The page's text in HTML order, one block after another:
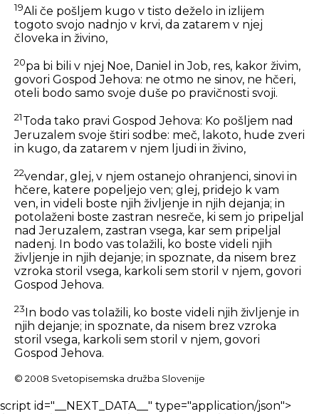
19Ali če pošljem kugo v tisto deželo in izlijem
togoto svojo nadnjo v krvi, da zatarem v njej
človeka in živino,
20pa bi bili v njej Noe, Daniel in Job, res, kakor živim,
govori Gospod Jehova: ne otmo ne sinov, ne hčeri,
oteli bodo samo svoje duše po pravičnosti svoji.
21Toda tako pravi Gospod Jehova: Ko pošljem nad
Jeruzalem svoje štiri sodbe: meč, lakoto, hude zveri
in kugo, da zatarem v njem ljudi in živino,
22vendar, glej, v njem ostanejo ohranjenci, sinovi in
hčere, katere popeljejo ven; glej, pridejo k vam
ven, in videli boste njih življenje in njih dejanja; in
potolaženi boste zastran nesreče, ki sem jo pripeljal
nad Jeruzalem, zastran vsega, kar sem pripeljal
nadenj. In bodo vas tolažili, ko boste videli njih
življenje in njih dejanje; in spoznate, da nisem brez
vzroka storil vsega, karkoli sem storil v njem, govori
Gospod Jehova.
23 In bodo vas tolažili, ko boste videli njih življenje in
njih dejanje; in spoznate, da nisem brez vzroka
storil vsega, karkoli sem storil v njem, govori
Gospod Jehova.
© 2008 Svetopisemska družba Slovenije
script id="__NEXT_DATA__" type="application/json">{"props":{"pageProps":{"_nextI18Next":{"initialI18nStore":{"sl":{"bible":{"page":{"head":{"title":"Bible AI bralnik Svetega pisma z iskanjem, knjigami, članki in glasom","description":"Berite Sveto pismo s pomočjo umetne inteligence ter z glasom iščite knjige, načrte branja in članke."},"bibleReader":{"title":"Biblija","bookSelect":{"placeholder":"Izberite knjigo"},"chapterSelect":{"placeholder":"Izberite poglavje"},"errors":{"chapterLoading":"Napaka pri nalaganju poglavja. Razreševanje...","offline":"Ste brez povezave. Preden prekinete povezavo, prenesite prevod Svetega pisma, da ga boste lahko tukaj brali."},"sidebarViewPicker":{"heading":"Izberite pogled","showBar":{"title":"Prikaži vrstico","description":"Vedno pokaži"},"hideBar":{"title":"Skrij vrstico","description":"Prikaži samo, ko je izbran verz"}},"readerTabSection":{"tabList":["Išči","Verzi","Opombe","Zaznamki"],"searchBlock":{"tabList":["Verzi","Članki","Knjige","Dokumenti","Mediji"],"heading":"Odkrijte najnaprednejši iskalnik po Svetem pismu","logo":{"title":"Logotip iskalnika Bible AI"},"betaTag":"Beta","input":{"placeholder":"Vprašaj Bible AI"},"translationSelector":{"title":"Prevod","selectTranslationInput":{"placeholder":"Izberite prevod"}},"trendingSearch":{"title":"Raziščite priljubljena iskanja"},"loading":{"articles":"Nalaganje člankov","books":"Nalaganje knjig"},"messages":{"searchError":"Prišlo je do napake. Poskusite znova."},"introCards":{"navigate":{"title":"Krmarite po Svetem pismu z uporabo {type}","text":"Pojdi na Matej 1","inputTypes":{"text":"besedilo","voice":"tvoj glas"}},"question":{"title":"Zastavite katero koli vprašanje, povezano s Svetim pismom","text":"Kdo je Jezus in zakaj je umrl?"},"goToVerse":{"title":"Pojdi neposredno na verze","text":"Kliknite na odgovore pomočnika za navigacijo po Svetem pismu"},"selectVerse":{"title":"Za začetek izberite verz","text":"Kliknite na verz, da prikažete njegov podroben pregled."}},"assistant":{"messages":{"error":"Oprostite, prišlo je do napake, naj poskusim znova.","cannotCompleteQueryError":"Vaše poizvedbe ni bilo mogoče dokončati, poskusite znova pozneje.","start":["Živjo, kako vam lahko pomagam?","Kaj vam je v mislih?","Kakšno je vaše vprašanje?"],"thinking":["Hvala. Naj razmislim o tem.","Poiskal vam bom odgovor.","Odlično vprašanje, daj mi nekaj sekund, da najdem odgovor.","Seveda. Poiskal bom odgovor za vas."]}},"answering":"Pripravljam odgovor ..."},"notes":{"addNote":"Dodaj opombo","addNoteTitle":"Svetopisemska opomba","noteTagsTitle":"Oznake opomb","autosaveMessage":"Opombe se samodejno shranijo","firstNoteMessage":"Dodajte svojo prvo opombo","noteTitleInput":"Naslov opombe","tagInputPlaceholder":"Pritisnite ENTER, da dodate novo oznako","editorInputPlaceholderText":"Tukaj vnesite svojo opombo...","loginCard":{"text":"Za ogled svojih opomb se prijavite ali registrirajte."},"btn":{"cancel":"Zapri","edit":"Uredi","delete":"Izbriši"},"messages":{"addNoteTitleError":"Opombe ni mogoče dodati brez naslova"},"dropdown":{"textFormat":{"normal":"Normalno","largeHeading":"Velik naslov","smallHeading":"Majhen naslov","bulletList":"Seznam z oznakami","numberedList":"Oštevilčeni seznam","quote":"Citat","codeBlock":"Blok kode"},"textAlignment":{"buttonLabel":"Možnosti oblikovanja za poravnavo besedila","leftAlign":"Poravnaj levo","centerAlign":"Poravnaj na sredino","rightAlign":"Poravnaj desno","justifyAlign":"Obojestranska poravnava","startAlign":"Poravnaj na začetek","endAlign":"Poravnaj na konec","outdent":"Zmanjšaj zamik","indent":"Zamik"},"blockTypes":{"paragraph":"Normalno","h1":"Velik naslov","h2":"Majhen naslov","h3":"Naslov","h4":"Naslov","h5":"Naslov","ol":"Oštevilčen seznam","ul":"Seznam z oznakami","quote":"Citat","code":"Blok kode"}},"labels":{"undo":"Razveljavi","redo":"Ponovi","formatBold":"Oblikuj krepko","formatItalic":"Oblikuj ležeče","formatUnderline":"Oblikovanje podčrtano","formatStrikethrough":"Oblikuj prečrtano","insertLink":"Vstavi povezavo","formattingOptions":"Možnosti oblikovanja","codeLanguage":"Izberite jezik kode"}}},"verseOverview":{"tabList":["Pregled","Mediji","Slovar","Komentar"],"lowQualityMessage":"Spodnji rezultati morda ne vsebujejo neposrednih odgovorov na vaš izbrani verz.","noVerseCommentaryMessage":"Za izbrani verz ni bil najden noben komentar. Poskusite izbrati širši obseg verzov.","noVerseDictionaryMessage":"Za izbrani verz ni bilo najdenih slovarskih definicij. Poskusite izbrati širši obseg verzov.","noVerseMediaMessage":"Za izbrani verz ni bilo najdenih medijskih vsebin. Poskusite izbrati širši obseg verzov.","loading":{"commentary":"Nalaganje komentarja","dictionary":"Nalaganje slovarja"},"dictionaries":"Slovarji","encyclopedias":"Enciklopedije"},"bibleSelectorTitles":{"books":"Knjige","chapters":"Poglavja","verses":"Verzi"},"swipeNavigation":{"prev":"Prejšnja","swipe":"PODRSNI","next":"Naprej"},"betaFeedback":{"title":"Povratne informacije o beta različici","description":"Nenehno izboljšujemo naš Bible AI. Prosimo, delite z nami svoje povratne informacije.","form":{"title":"Obrazec za povratne informacije o beta različici"},"feedbackForm":{"description":" ","experienceRating":{"title":"Kako bi do zdaj ocenili svojo izkušnjo z Biblijo?","options":["1 - Revni","2 - Zadovoljivo","3 - Dobro","4 - Zelo dobro","5 - Odlično"]},"readingMeans":{"title":"Kateri je vaš glavni način branja Svetega pisma?","options":["Digitalno (svetopisemske aplikacije)","Fizično (fizična Biblija)"]},"useAssistant":{"title":"Ali bi uporabili glasovnega pomočnika za pomoč pri preučevanju Svetega pisma?"},"willingToPay":{"title":"Bi plačali za uporabo takšnega pomočnika?"},"paymentAmount":{"title":"Koliko bi plačali na mesec (v USD)?"},"isEasyToUse":{"title":"Ali je izkušnja branja Svetega pisma enostavna za uporabo?"},"sidebarDistracting":{"title":"Ali vas stranska vrstica moti pri branju Svetega pisma?"},"additionalComments":{"title":"Še kakšni drugi komentarji / funkcije?"}},"intro":{"title":"Testiranje bralnika Svetega pisma","content":"Hvala, ker preizkušate eno od funkcij, o katerih razmišljamo. Modro presojamo, kako lahko tehnologija še dodatno pomaga pri preučevanju Svetega pisma.","test":{"title":"Ključne informacije","list":["Prosimo, posredujte povratne informacije","Poskrbite, da boste redno posodabljali, saj bodo starejše različice prenehale delovati."]},"optional":{"title":"Dodatne informacije","list":["Morda boste dosegli manj natančne rezultate kot z našim obstoječim izdelkom Search.","Morda boste naleteli na napake in težave. Sporočite nam, ko se to zgodi."]},"buttonStart":"Začni testiranje"},"submitTitle":"Pošljite povratne informacije","feedbackNote":"* Povratne informacije postanejo po določenem obdobju uporabe obvezne, saj so za nas zelo dragocene pri sprejemanju odločitev."}}}},"nav":{"nav":{"navMenu":[{"id":2,"label":"Sveto pismo","path":"/bible","icon":"bible","offset":"84"},{"id":1,"label":"Iskanje","path":"/search","icon":"search","offset":"84"},{"id":6,"label":"Prenesi","path":"/download","icon":"download","offset":"84"},{"id":5,"label":"O nas","path":"/about","icon":"about","offset":"84"},{"id":5,"label":"Kontakt","path":"/contact","icon":"contact","offset":"84"}],"footerMenu":[{"text":"Domov","path":"/"},{"text":"Sveto pismo","path":"/bible"},{"text":"Daj","path":"/give"},{"text":"Tehnologija","path":"/technology"},{"text":"Blog","path":"/blog"},{"text":"O nas","path":"/about"},{"text":"Kontakt","path":"/contact"},{"text":"Politika zasebnosti","path":"/privacy-policy"},{"text":"Prenesi","path":"/download"}]}},"common":{"components":{"bookDetailsOverlay":{"closeButton":"Zapri podrobnosti knjige","excerpt":{"title":"Izvleček odgovora iz vsebine","titleDocument":"Odlomek odgovora iz dokumenta","showMore":"Prikaži več","showLess":"Pokaži manj"},"pageLabel":"Stran","documentPage":{"source":"Vaše nalaganje"},"actions":{"openAtPage":"Odpri na strani","publisherSite":"Spletno mesto založnika","previewBook":"Predogled knjige","seePage":"Glej stran","openMedia":"Odpri medije"},"mediaPlayer":{"play":"Predvajaj","pause":"Pavza","rewind":"Previj nazaj za 15 sekund","forward":"Naprej za 15 sekund","mute":"Utišaj","unmute":"Vklopi zvok","seek":"Išči","volume":"Zvezek","volumeLevel":"Raven glasnosti","speed":"Hitrost predvajanja","fullscreen":"Preklopi celozaslonski način"}},"accessibility":{"btnVerseHighlight":"Samodejno označi verze","btnMatchDeviceSettings":"Uporabi nastavitve naprave","accordion":{"titles":{"fontTheme":"Pisava in tema","bottomBar":"Spodnja vrstica","navigation":"Navigacija"}},"navigationPicker":{"arrows":{"title":"Puščice","description":"Krmarite s puščicami"},"swipe":{"title":"Podrsnite","description":"Krmarite z drsenjem"}}},"searchBlock":{"heading":"Odkrijte najnaprednejši iskalnik po Svetem pismu","logo":{"title":"Logotip iskalnika Bible AI"},"betaTag":"Beta","input":{"placeholder":"Vprašajte Bible AI","filter":"Filter","filterHeadings":{"sources":"Filter virov odgovorov","language":"Filter jezika medijev","publishers":"Založniki"},"filters":[{"title":"Biblija","description":"Vključi verze"},{"title":"Knjige","description":"Vključi knjige"},{"title":"Članki","description":"Vključi članke"},{"title":"Avdio in video","description":"Vključi zvok in video"}],"languageFilters":[{"title":"Vse","description":"Vsi jeziki"},{"description":"Samo {language}"}],"documents":{"attach":"Priloži dokument","addMore":"Dodaj datoteko","parsing":"Razčlenjevanje","uploading":"Nalaganje…","ready":"Pripravljen","parseFailed":"Dokumenta ni bilo mogoče prebrati","uploadFailed":"Dokumenta ni bilo mogoče naložiti","fileTooLarge":"Datoteka je prevelika","supportedFormats":"Podprti formati: {formats}","unsupportedFormat":"Nepodprta vrsta datoteke. Podprti formati: {formats}","panelTitle":"Priložene datoteke","panelCount":"{count} od {max}","documentsOnly":"Odgovor samo iz dokumentov","documentsOnlyHint":"Samo vaše datoteke in svetopisemski verzi"},"context":{"title":"Išči v","types":{"book":"Ta knjiga","chapter":"